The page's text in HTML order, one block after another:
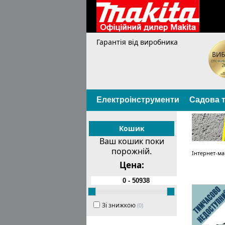
Гарантія від виробника
Електроінструменти Садова
Кошик
Ваш кошик поки
порожній.
Цена:
Зі знижкою (0)
Інтернет-